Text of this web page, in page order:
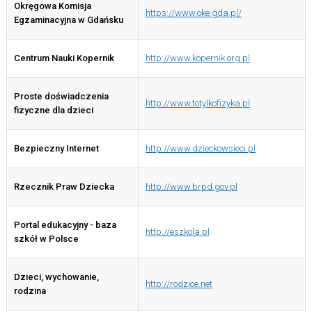
Okręgowa Komisja
Egzaminacyjna w Gdańsku
https://www.oke.gda.pl/
Centrum Nauki Kopernik http://www.kopernik.org.pl
Proste doświadczenia
fizyczne dla dzieci
http://www.totylkofizyka.pl
Bezpieczny Internet http://www.dzieckowsieci.pl
Rzecznik Praw Dziecka http://www.brpd.gov.pl
Portal edukacyjny - baza
szkół w Polsce
http://eszkola.pl
Dzieci, wychowanie,
rodzina
http://rodzice.net